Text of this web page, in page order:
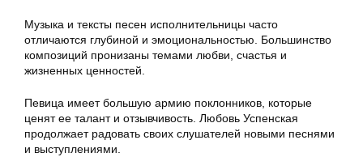
Музыка и тексты песен исполнительницы часто
отличаются глубиной и эмоциональностью. Большинство
композиций пронизаны темами любви, счастья и
жизненных ценностей.
Певица имеет большую армию поклонников, которые
ценят ее талант и отзывчивость. Любовь Успенская
продолжает радовать своих слушателей новыми песнями
и выступлениями.